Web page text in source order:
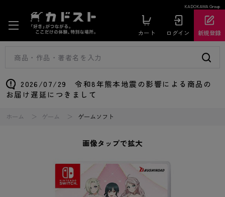
KADOKAWA Group
カート ログイン 新規登録
2026/07/29 令和8年熊本地震の影響による商品の
お届け遅延につきまして
ホーム ゲーム ゲームソフト
画像タップで拡大